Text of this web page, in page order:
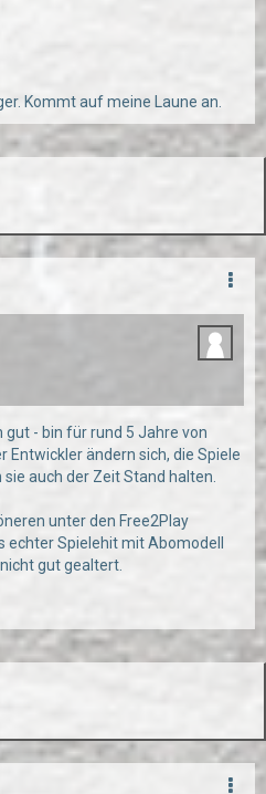
Kommt auf meine Laune an.
gut - bin für rund 5 Jahre von
Entwickler ändern sich, die Spiele
auch der Zeit Stand halten.
unter den Free2Play
echter Spielehit mit Abomodell
gut gealtert.